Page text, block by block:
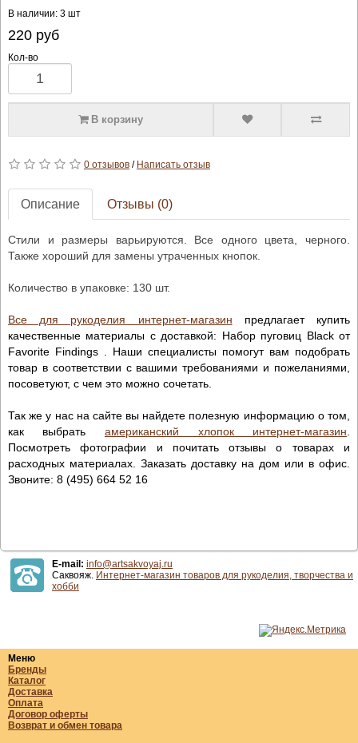
В наличии: 3 шт
220руб
Кол-во
В корзину
0 отзывов/ Написать отзыв
Описание Отзывы (0)
Стили и размеры варьируются. Все одного цвета, черного.
Также хороший для замены утраченных кнопок.
Количество в упаковке: 130 шт.
Все для рукоделия интернет-магазин предлагает купить
качественные материалы с доставкой: Набор пуговиц Black от
Favorite Findings . Наши специалисты помогут вам подобрать
товар в соответствии с вашими требованиями и пожеланиями,
посоветуют, с чем это можно сочетать.
Так же у нас на сайте вы найдете полезную информацию о том,
как выбрать американский хлопок интернет-магазин
Посмотреть фотографии и почитать отзывы о товарах и
расходных материалах. Заказать доставку на дом или в офис.
Звоните: 8 (495) 664 52 16
E-mail: info@artsakvoyaj.ru
Саквояж. Интернет-магазин товаров для рукоделия, творчества и
хобби
Меню
Бренды
Каталог
Доставка
Оплата
Договор оферты
Возврат и обмен товара